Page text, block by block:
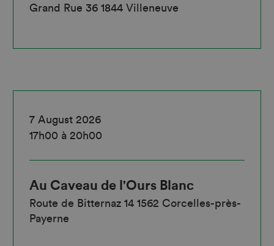
Grand Rue 36 1844 Villeneuve
7 August 2026
17h00 à 20h00
Au Caveau de l'Ours Blanc
Route de Bitternaz 14 1562 Corcelles-près-
Payerne